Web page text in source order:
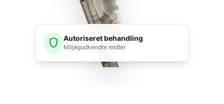
shield Autoriseret behandling
Miljøgodkendte midler